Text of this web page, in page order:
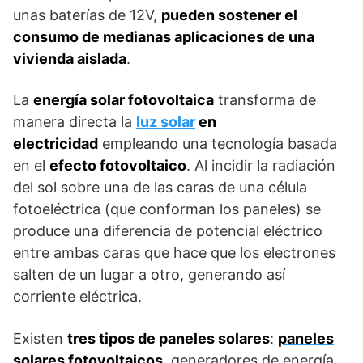
unas baterías de 12V, pueden sostener el
consumo de medianas aplicaciones de una
vivienda aislada.
La energía solar fotovoltaica transforma de
manera directa la luz solaren
electricidad empleando una tecnología basada
en el efecto fotovoltaico. Al incidir la radiación
del sol sobre una de las caras de una célula
fotoeléctrica (que conforman los paneles) se
produce una diferencia de potencial eléctrico
entre ambas caras que hace que los electrones
salten de un lugar a otro, generando así
corriente eléctrica.
Existen tres tipos de paneles solares: paneles